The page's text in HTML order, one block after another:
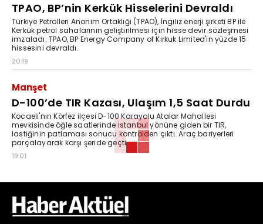
TPAO, BP’nin Kerkük Hisselerini Devraldı
Türkiye Petrolleri Anonim Ortaklığı (TPAO), İngiliz enerji şirketi BP ile
Kerkük petrol sahalarının geliştirilmesi için hisse devir sözleşmesi
imzaladı. TPAO, BP Energy Company of Kirkuk Limited'in yüzde 15
hissesini devraldı.
20:19
Manşet
D-100’de TIR Kazası, Ulaşım 1,5 Saat Durdu
Kocaeli'nin Körfez ilçesi D-100 Karayolu Atalar Mahallesi
mevkisinde öğle saatlerinde İstanbul yönüne giden bir TIR,
lastiğinin patlaması sonucu kontrolden çıktı. Araç bariyerleri
parçalayarak karşı şeride geçti.
19:01